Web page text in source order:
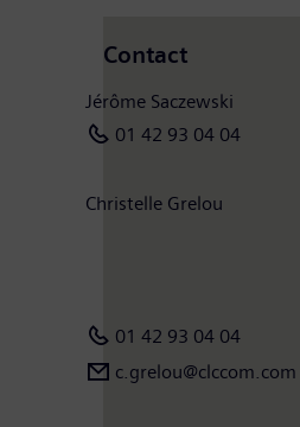
Contact
Jérôme Saczewski
01 42 93 04 04
Christelle Grelou
01 42 93 04 04
c.grelou@clccom.com